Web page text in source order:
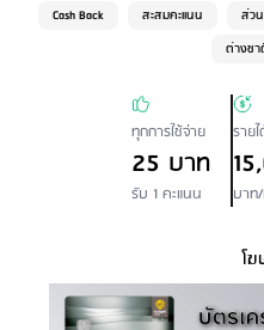
Cash Back สะสมคะแนน ส่ว
ต่างช
ทุกการใช้จ่าย
25 บาท
รับ 1 คะแนน
ราย
บาท
โ